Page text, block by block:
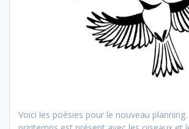
Voici les poésies pour le nouveau